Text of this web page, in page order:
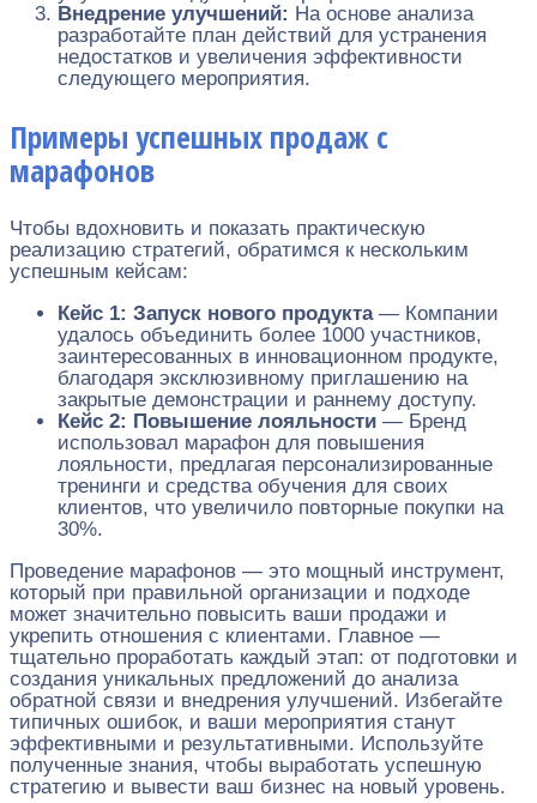
Внедрение улучшений: На основе анализа
разработайте план действий для устранения
недостатков и увеличения эффективности
следующего мероприятия.
Примеры успешных продаж с
марафонов
Чтобы вдохновить и показать практическую
реализацию стратегий, обратимся к нескольким
успешным кейсам:
Кейс 1: Запуск нового продукта— Компании
удалось объединить более 1000 участников,
заинтересованных в инновационном продукте,
благодаря эксклюзивному приглашению на
закрытые демонстрации и раннему доступу.
Кейс 2: Повышение лояльности — Бренд
использовал марафон для повышения
лояльности, предлагая персонализированные
тренинги и средства обучения для своих
клиентов, что увеличило повторные покупки на
30%.
Проведение марафонов — это мощный инструмент,
который при правильной организации и подходе
может значительно повысить ваши продажи и
укрепить отношения с клиентами. Главное —
тщательно проработать каждый этап: от подготовки и
создания уникальных предложений до анализа
обратной связи и внедрения улучшений. Избегайте
типичных ошибок, и ваши мероприятия станут
эффективными и результативными. Используйте
полученные знания, чтобы выработать успешную
стратегию и вывести ваш бизнес на новый уровень.